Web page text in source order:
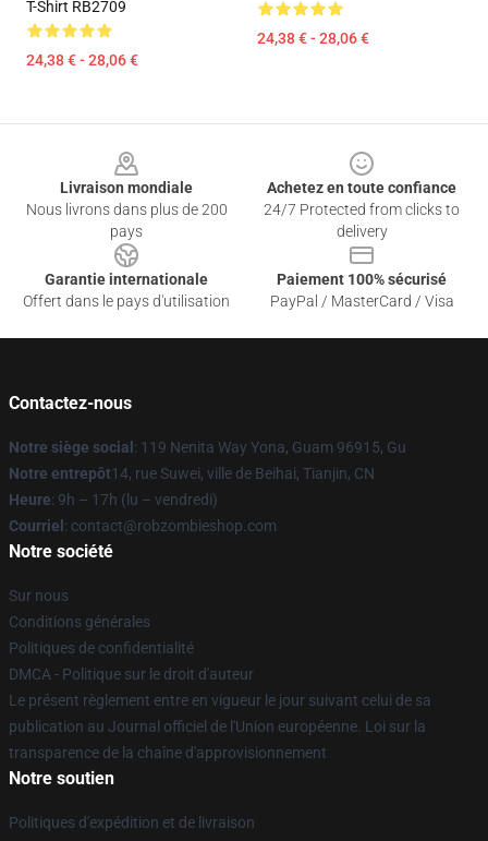
T-Shirt RB2709
24,38 € - 28,06 €
24,38 € - 28,06 €
Livraison mondiale
Nous livrons dans plus de 200
pays
Achetez en toute confiance
24/7 Protected from clicks to
delivery
Garantie internationale
Offert dans le pays d'utilisation
Paiement 100% sécurisé
PayPal / MasterCard / Visa
Contactez-nous
Notre siège social : 119 Nenita Way Yona, Guam 96915, Gu
Notre entrepôt14, rue Suwei, ville de Beihai, Tianjin, CN
Heure: 9h – 17h (lu – vendredi)
Courriel : contact@robzombieshop.com
Notre société
Sur nous
Conditions générales
Politiques de confidentialité
DMCA - Politique sur le droit d'auteur
Le présent règlement entre en vigueur le jour suivant celui de sa
publication au Journal officiel de l'Union européenne. Loi sur la
transparence de la chaîne d'approvisionnement
Notre soutien
Politiques d'expédition et de livraison